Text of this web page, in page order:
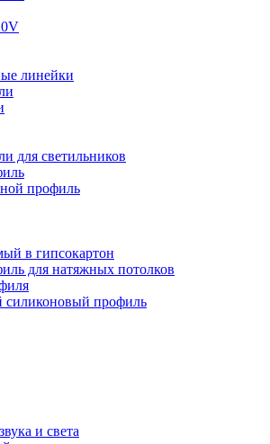
линейки
для светильников
профиль
в гипсокартон
для натяжных потолков
силиконовый профиль
и света